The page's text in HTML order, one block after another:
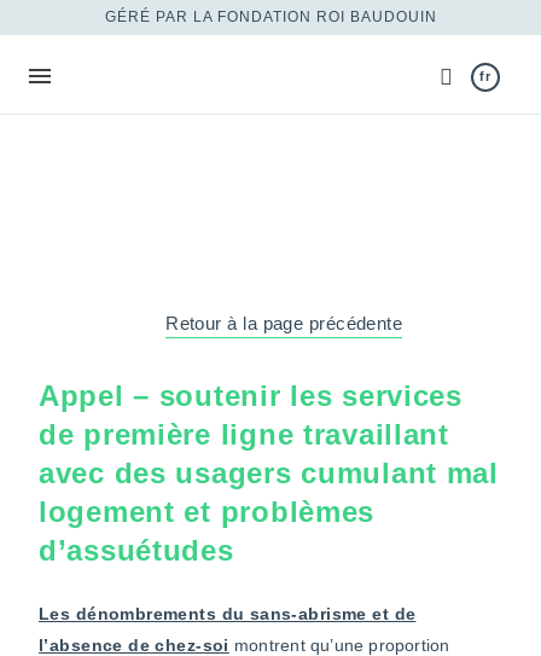
GÉRÉ PAR LA FONDATION ROI BAUDOUIN
fr
Retour à la page précédente
Appel – soutenir les services
de première ligne travaillant
avec des usagers cumulant mal
logement et problèmes
d’assuétudes
Les dénombrements du sans-abrisme et de
l’absence de chez-soi montrent qu’une proportion